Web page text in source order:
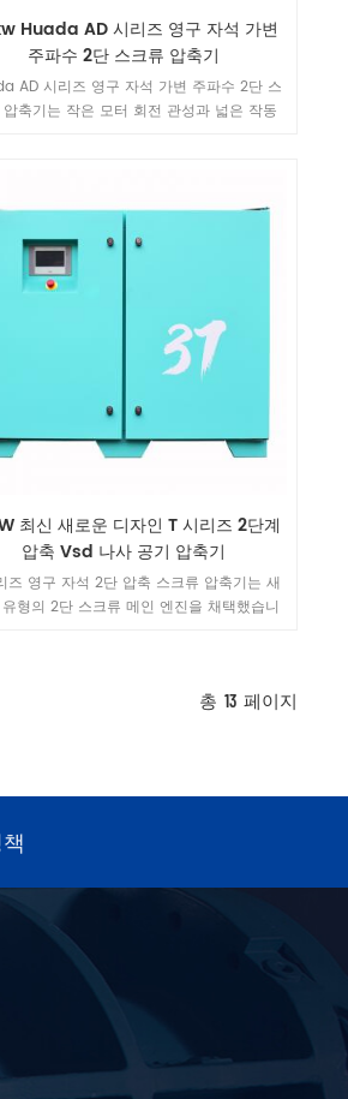
Huada AD 시리즈 영구 자석 가변
주파수 2단 스크류 압축기
AD 시리즈 영구 자석 가변 주파수 2단 스
압축기는 작은 모터 회전 관성과 넓은 작동
최신 새로운 디자인 T 시리즈 2단계
압축 Vsd 나사 공기 압축기
즈 영구 자석 2단 압축 스크류 압축기는 새
형의 2단 스크류 메인 엔진을 채택했습니
총 13 페이지